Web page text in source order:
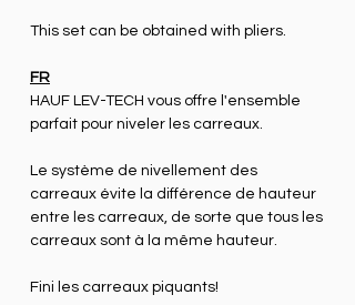
This set can be obtained with pliers.
FR
HAUF LEV-TECH vous offre l'ensemble
parfait pour niveler les carreaux.
Le système de nivellement des
carreaux évite la différence de hauteur
entre les carreaux, de sorte que tous les
carreaux sont à la même hauteur.
Fini les carreaux piquants!